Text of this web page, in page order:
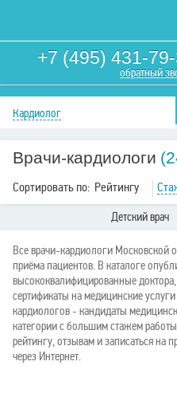
+7 (495) 431-
обратный
Кардиолог
Врачи-кардиологи
Сортировать по: Рейтингу
Детский врач
Все врачи-кардиологи Московской
приёма пациентов. В каталоге
высококвалифицированные
сертификаты на медицинские
кардиологов - кандидаты
категории с большим стажем
рейтингу, отзывам и записаться на
через Интернет.